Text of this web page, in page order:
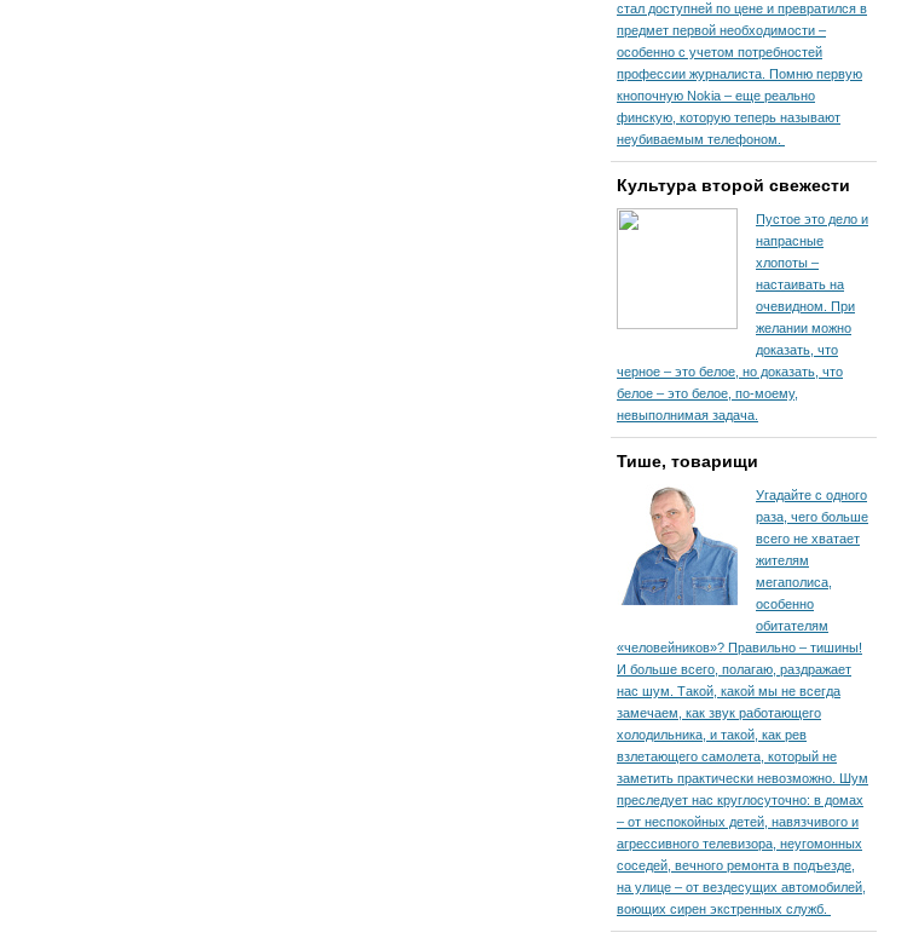
стал доступней по цене и превратился в
предмет первой необходимости –
особенно с учетом потребностей
профессии журналиста. Помню первую
кнопочную Nokia – еще реально
финскую, которую теперь называют
неубиваемым телефоном.
Культура второй свежести
Пустое это дело и
напрасные
хлопоты –
настаивать на
очевидном. При
желании можно
доказать, что
черное – это белое, но доказать, что
белое – это белое, по-моему,
невыполнимая задача.
Тише, товарищи
Угадайте с одного
раза, чего больше
всего не хватает
жителям
мегаполиса,
особенно
обитателям
«человейников»? Правильно – тишины!
И больше всего, полагаю, раздражает
нас шум. Такой, какой мы не всегда
замечаем, как звук работающего
холодильника, и такой, как рев
взлетающего самолета, который не
заметить практически невозможно. Шум
преследует нас круглосуточно: в домах
– от неспокойных детей, навязчивого и
агрессивного телевизора, неугомонных
соседей, вечного ремонта в подъезде,
на улице – от вездесущих автомобилей,
воющих сирен экстренных служб.